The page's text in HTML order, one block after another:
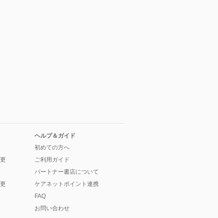
ヘルプ＆ガイド
初めての方へ
ご利用ガイド
パートナー書店について
ケアネットポイント連携
FAQ
お問い合わせ